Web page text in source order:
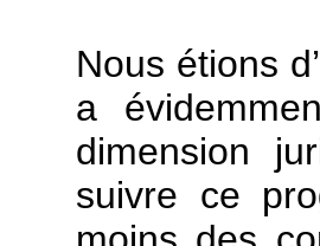
Nous étions
a
dimension
suivre ce